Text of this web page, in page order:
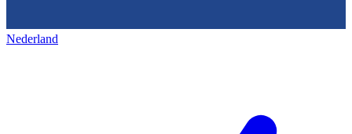
Nederland